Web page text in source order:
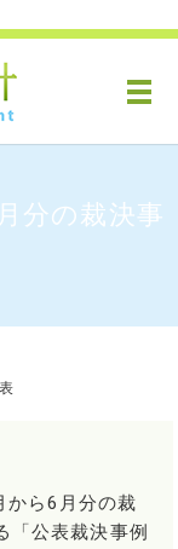
メ
分の裁決事
から6月分の裁
「公表裁決事例